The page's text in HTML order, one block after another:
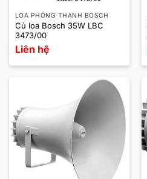
LOA PHÓNG THANH BOSCH
Củ loa Bosch 35W LBC
3473/00
Liên hệ